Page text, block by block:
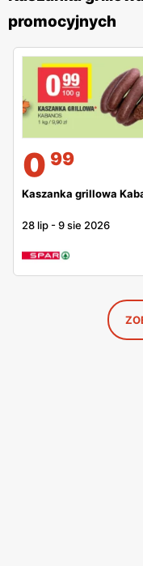
promocyjnych
0 99
Kaszanka grillowa
28 lip -9 sie 2026